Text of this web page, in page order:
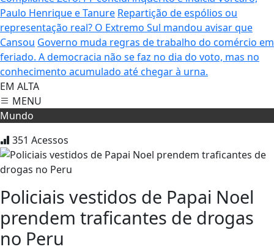
Paulo Henrique e Tanure Repartição de espólios ou
representação real? O Extremo Sul mandou avisar que
Cansou Governo muda regras de trabalho do comércio em
feriado. A democracia não se faz no dia do voto, mas no
conhecimento acumulado até chegar à urna.
EM ALTA
MENU
Mundo
351 Acessos
Policiais vestidos de Papai Noel
prendem traficantes de drogas
no Peru